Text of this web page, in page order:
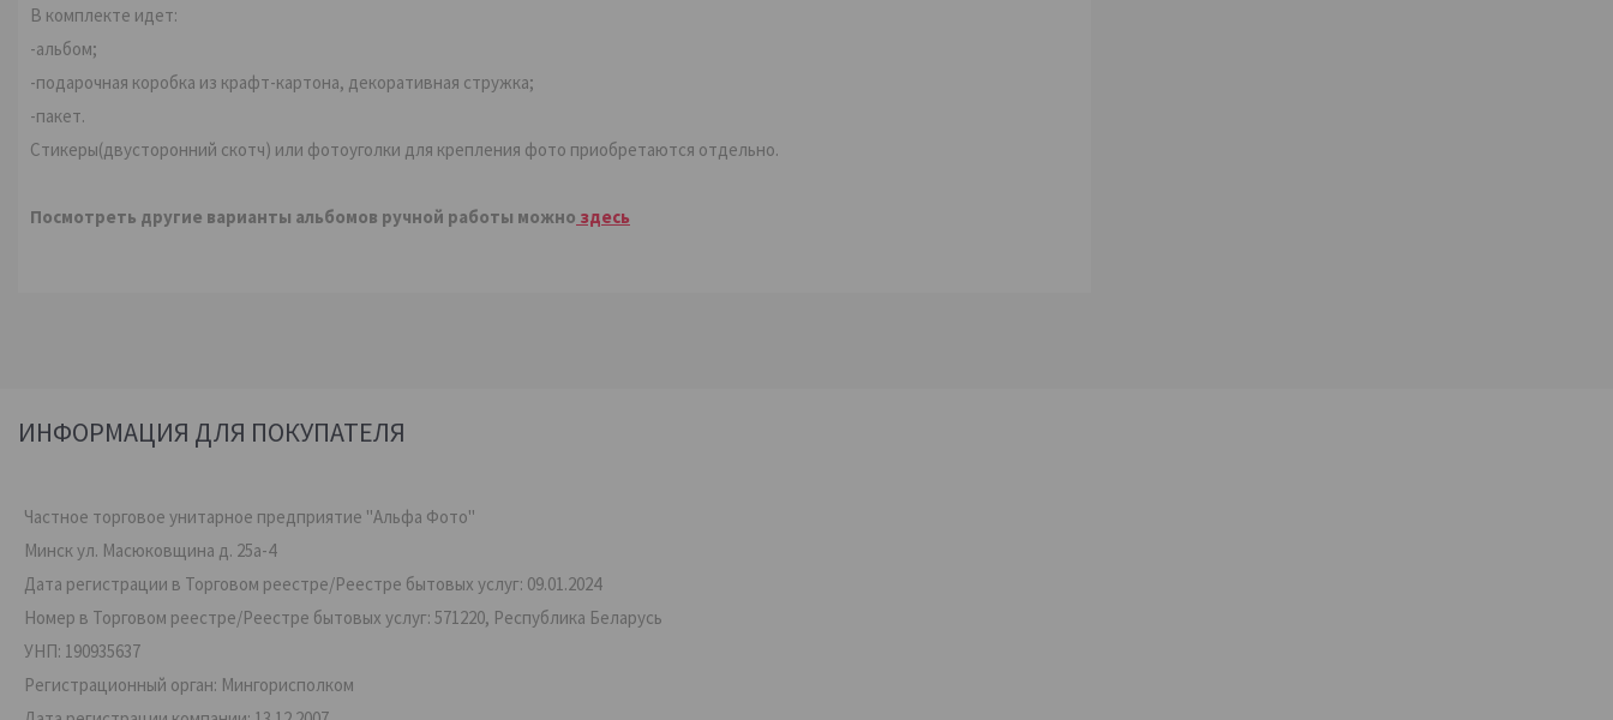
В комплекте идет:
-альбом;
-подарочная коробка из крафт-картона, декоративная стружка;
-пакет.
Стикеры(двусторонний скотч) или фотоуголки для крепления фото приобретаются отдельно.
Посмотреть другие варианты альбомов ручной работы можно здесь
ИНФОРМАЦИЯ ДЛЯ ПОКУПАТЕЛЯ
Частное торговое унитарное предприятие "Альфа Фото"
Минск ул. Масюковщина д. 25а-4
Дата регистрации в Торговом реестре/Реестре бытовых услуг: 09.01.2024
Номер в Торговом реестре/Реестре бытовых услуг: 571220, Республика Беларусь
УНП: 190935637
Регистрационный орган: Мингорисполком